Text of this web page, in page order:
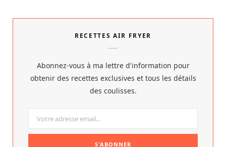
RECETTES AIR FRYER
Abonnez-vous à ma lettre d'information pour
obtenir des recettes exclusives et tous les détails
des coulisses.